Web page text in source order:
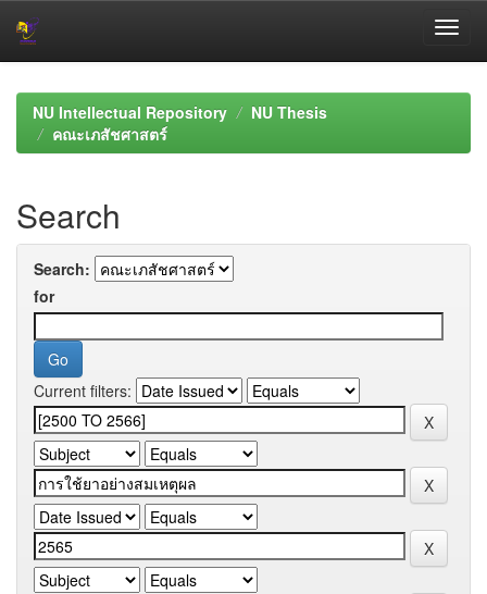
navigationNU Intellectual Repository
NU Thesis
คณะเภสัชศาสตร์
Search
Search:
for
Current filters: